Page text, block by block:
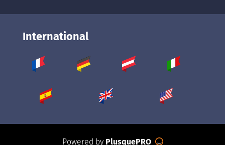
International
Powered by PlusquePRO